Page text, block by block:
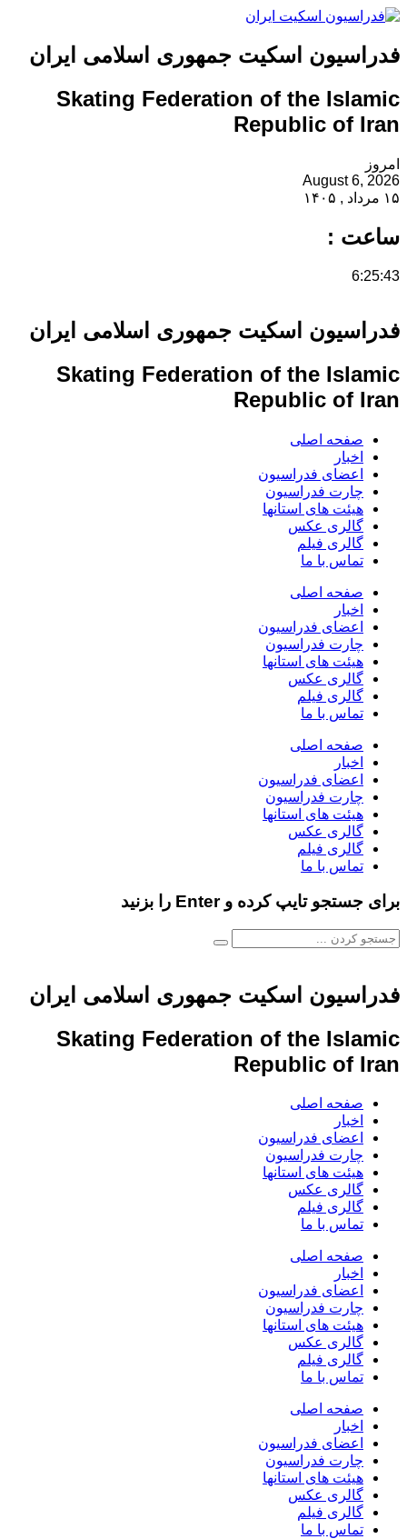
فدراسیون اسکیت جمهوری اسلامی ایران
Skating Federation of the Islamic
Republic of Iran
امروز
August 6, 2026
۱۵ مرداد , ۱۴۰۵
ساعت :
6:25:43
فدراسیون اسکیت جمهوری اسلامی ایران
Skating Federation of the Islamic
Republic of Iran
صفحه اصلی
اخبار
اعضای فدراسیون
چارت فدراسیون
هیئت های استانها
گالری عکس
گالری فیلم
تماس با ما
صفحه اصلی
اخبار
اعضای فدراسیون
چارت فدراسیون
هیئت های استانها
گالری عکس
گالری فیلم
تماس با ما
صفحه اصلی
اخبار
اعضای فدراسیون
چارت فدراسیون
هیئت های استانها
گالری عکس
گالری فیلم
تماس با ما
برای جستجو تایپ کرده و Enter را بزنید
فدراسیون اسکیت جمهوری اسلامی ایران
Skating Federation of the Islamic
Republic of Iran
صفحه اصلی
اخبار
اعضای فدراسیون
چارت فدراسیون
هیئت های استانها
گالری عکس
گالری فیلم
تماس با ما
صفحه اصلی
اخبار
اعضای فدراسیون
چارت فدراسیون
هیئت های استانها
گالری عکس
گالری فیلم
تماس با ما
صفحه اصلی
اخبار
اعضای فدراسیون
چارت فدراسیون
هیئت های استانها
گالری عکس
گالری فیلم
تماس با ما